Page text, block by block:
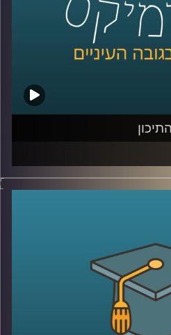
איתנו היום אברי שכטר, מנהל
רייכמן
בנושא הים התיכון:
שהתקיים באוניברסיטת רייכמן .
אזוריים.
בים, חקלאות ימית, אצות
מגוון ביולוגי ושיתופי
לראיין את האנשים שמעצבים